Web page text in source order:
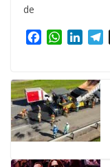
de
e
b
o
o
k
W
t
s
A
p
p
k
e
d
I
n